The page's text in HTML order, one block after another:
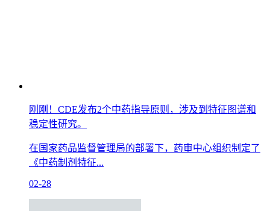
刚刚！CDE发布2个中药指导原则，涉及到特征图谱和
稳定性研究。
在国家药品监督管理局的部署下，药审中心组织制定了
《中药制剂特征...
02-28